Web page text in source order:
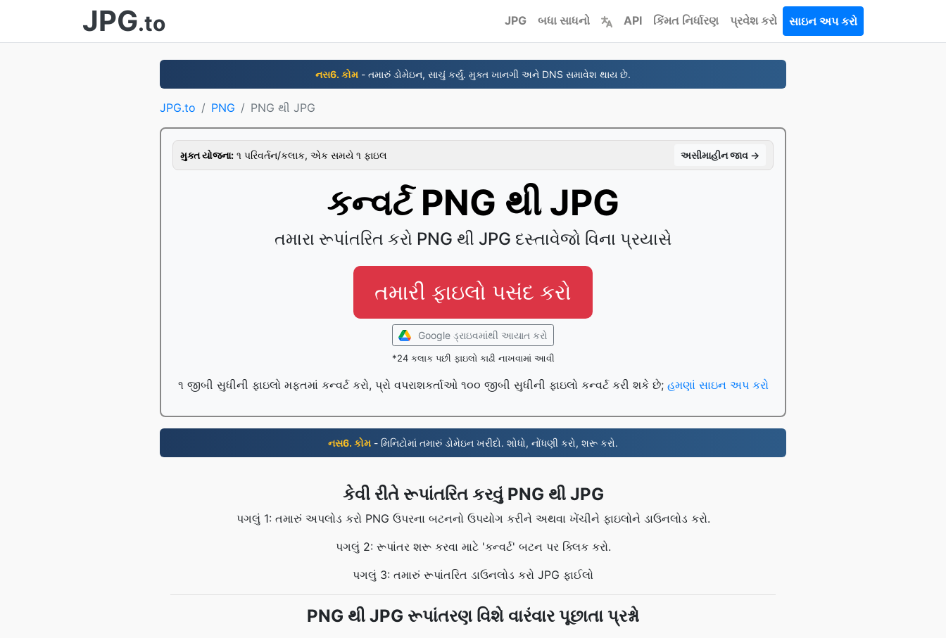
JPG.to JPG બધા સાધનો API કિંમત નિર્ધારણ પ્રવેશ કરો સાઇન અપ કરો
નસ6. કોમ - તમારું ડોમેઇન, સાચું કર્યું. મુક્ત ખાનગી અને DNS સમાવેશ થાય છે.
JPG.to PNG PNG થી JPG
મુક્ત યોજના: ૧ પરિવર્તન/કલાક, એક સમયે ૧ ફાઇલ અસીમાહીન જાવ →
કન્વર્ટ PNG થી JPG
તમારા રૂપાંતરિત કરો PNG થી JPG દસ્તાવેજો વિના પ્રયાસે
તમારી ફાઇલો પસંદ કરો
Google ડ્રાઇવમાંથી આયાત કરો
*24 કલાક પછી ફાઇલો કાઢી નાખવામાં આવી
૧ જીબી સુધીની ફાઇલો મફતમાં કન્વર્ટ કરો, પ્રો વપરાશકર્તાઓ ૧૦૦ જીબી સુધીની ફાઇલો કન્વર્ટ કરી શકે છે; હમણાં સાઇન અપ કરો
નસ6. કોમ - મિનિટોમાં તમારું ડોમેઇન ખરીદો. શોધો, નોંધણી કરો, શરૂ કરો.
કેવી રીતે રૂપાંતરિત કરવું PNG થી JPG
પગલું 1: તમારું અપલોડ કરો PNG ઉપરના બટનનો ઉપયોગ કરીને અથવા ખેંચીને ફાઇલોને ડાઉનલોડ કરો.
પગલું 2: રૂપાંતર શરૂ કરવા માટે 'કન્વર્ટ' બટન પર ક્લિક કરો.
પગલું 3: તમારું રૂપાંતરિત ડાઉનલોડ કરો JPG ફાઈલો
PNG થી JPG રૂપાંતરણ વિશે વારંવાર પૂછાતા પ્રશ્નો